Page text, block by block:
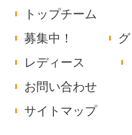
トップチーム
募集中！
レディース
お問い合わせ
サイトマップ